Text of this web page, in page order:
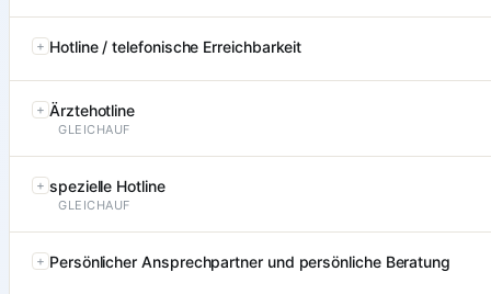
Hotline / telefonische Erreichbarkeit
Ärztehotline
GLEICHAUF
spezielle Hotline
GLEICHAUF
Persönlicher Ansprechpartner und persönliche Beratung